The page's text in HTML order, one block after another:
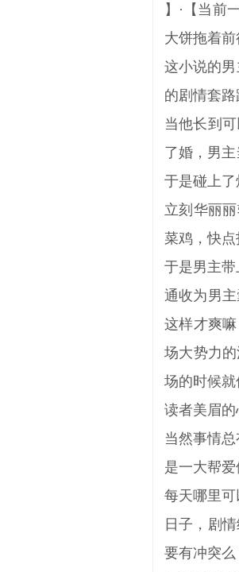
】·【当前
大饼拖着
这小说的
的剧情套
当他长到
了婚，男主
于是碰上
立刻华丽
菜鸡，快点
于是男主
通收为男
这样才爽嘛
场大势力
场的时候
读者美眉的
当然事情
是一大帮
每天哪里
日子，剧
要有冲突么